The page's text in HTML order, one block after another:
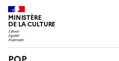
MINISTÈRE
DE LA CULTURE